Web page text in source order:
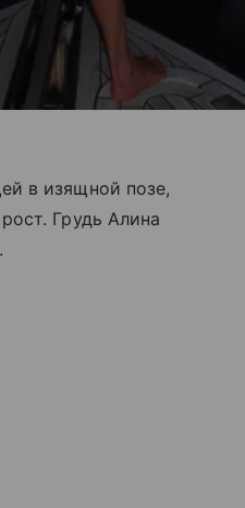
в изящной позе,
Грудь Алина